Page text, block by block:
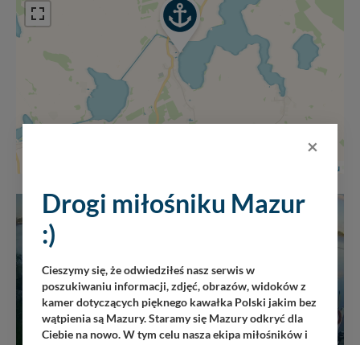
Mazury24.eu
×
Drogi miłośniku Mazur
:)
Cieszymy się, że odwiedziłeś nasz serwis w
poszukiwaniu informacji, zdjęć, obrazów, widoków z
kamer dotyczących pięknego kawałka Polski jakim bez
wątpienia są Mazury. Staramy się Mazury odkryć dla
Ciebie na nowo. W tym celu nasza ekipa miłośników i